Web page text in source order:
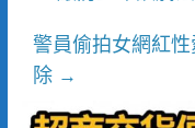
警員偷拍女網紅
除 →